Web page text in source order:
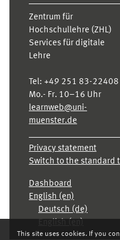
This site uses cookies. If you
Zentrum für
Hochschullehre (ZHL)
Services für digitale
Lehre
Tel: +49 251 83-22408
Mo.- Fr. 10–16 Uhr
learnweb@uni-
muenster.de
Privacy statement
Switch to the standard
Dashboard
English ‎(en)‎
Deutsch ‎(de)‎